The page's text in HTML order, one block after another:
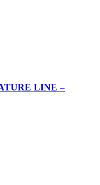
LINE –